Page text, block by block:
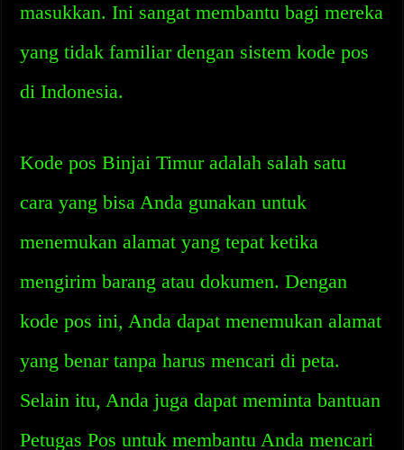
masukkan. Ini sangat membantu bagi mereka
yang tidak familiar dengan sistem kode pos
di Indonesia.
Kode pos Binjai Timur adalah salah satu
cara yang bisa Anda gunakan untuk
menemukan alamat yang tepat ketika
mengirim barang atau dokumen. Dengan
kode pos ini, Anda dapat menemukan alamat
yang benar tanpa harus mencari di peta.
Selain itu, Anda juga dapat meminta bantuan
Petugas Pos untuk membantu Anda mencari